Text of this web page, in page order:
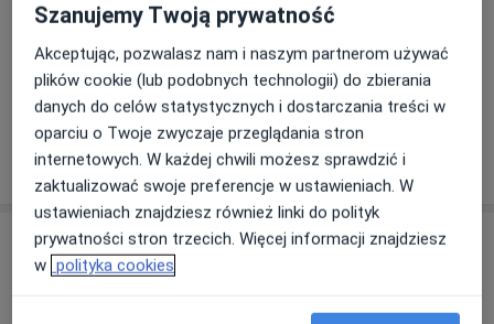
W 2018 roku ukończyłem 4- letnie, dwustopniowe
studia podyplomowe psychoterapii poznawczo-
behawioralnej w Szkole Wyższej Psychologii
Społecznej zakończone wydaniem cetryfikatu
psychoterapeuty.
Posiadam około 10- letnie doświadczenie pracy z
pacjentami w Oddziałach Ogólnopsychiatrycznych
oraz Poradni Zdrowia Psychicznego.
Jestem członkiem Polskiego Towarzystwa
Psychiatrycznego, Polskiego Towarzystwa Terapii
środowiskowym certyfikowanym przez Polskie
Konsultacja psychiatryczna (pierwsza wizyta)
400 zł Szczegóły
W jaki sposób ustalane są ceny?
Adres
Szanujemy Twoją prywatność
Akceptując, pozwalasz nam i naszym partnerom używać
plików cookie (lub podobnych technologii) do zbierania
danych do celów statystycznych i dostarczania treści w
oparciu o Twoje zwyczaje przeglądania stron
internetowych. W każdej chwili możesz sprawdzić i
zaktualizować swoje preferencje w ustawieniach. W
ustawieniach znajdziesz również linki do polityk
prywatności stron trzecich. Więcej informacji znajdziesz
w polityka cookies